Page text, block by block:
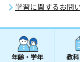
学習に関するお問
年齢・学年 教